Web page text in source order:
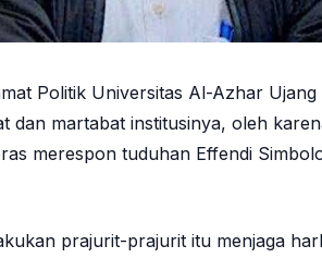
Politik Universitas Al-Azhar Ujang
dan martabat institusinya, oleh
merespon tuduhan Effendi
prajurit-prajurit itu menjaga